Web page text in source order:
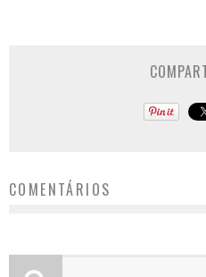
COMENTÁRIOS